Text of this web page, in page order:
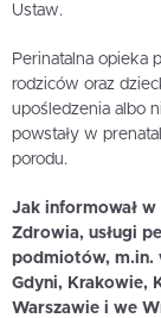
Ustaw.
Perinatalna opieka
rodziców oraz
upośledzenia albo
powstały w
porodu.
Jak informował
Zdrowia, usługi
podmiotów, m.in.
Gdyni, Krakowie,
Warszawie i we